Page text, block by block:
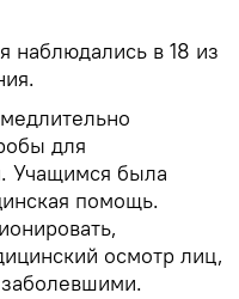
наблюдались в 18 из
для
Учащимся была
помощь.
осмотр лиц,